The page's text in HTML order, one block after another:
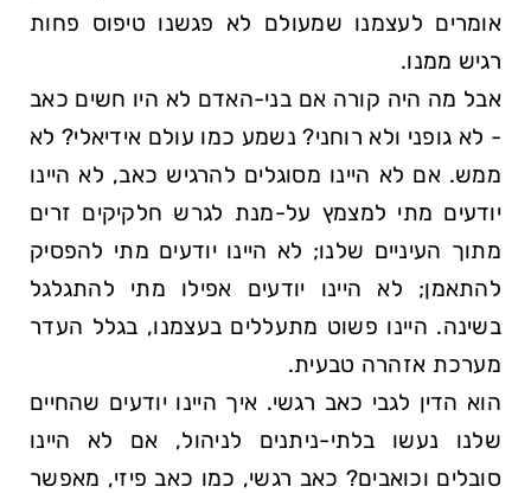
אומרים לעצמנו שמעולם לא פגשנו טיפוס פחות
רגיש ממנו.
אבל מה היה קורה אם בני-האדם לא היו חשים כאב
- לא גופני ולא רוחני? נשמע כמו עולם אידיאלי? לא
ממש. אם לא היינו מסוגלים להרגיש כאב, לא היינו
יודעים מתי למצמץ על-מנת לגרש חלקיקים זרים
מתוך העיניים שלנו; לא היינו יודעים מתי להפסיק
להתאמן; לא היינו יודעים אפילו מתי להתגלגל
בשינה. היינו פשוט מתעללים בעצמנו, בגלל העדר
מערכת אזהרה טבעית.
הוא הדין לגבי כאב רגשי. איך היינו יודעים שהחיים
שלנו נעשו בלתי-ניתנים לניהול, אם לא היינו
סובלים וכואבים? כאב רגשי, כמו כאב פיזי, מאפשר